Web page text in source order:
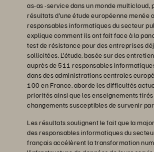
as-as -service dans un monde multicloud,
résultats d’une étude européenne menée
responsables informatiques du secteur
explique comment ils ont fait face à la
test de résistance pour des entreprises
sollicitées. L’étude, basée sur des
auprès de 511 responsables
dans des administrations centrales
100 en France, aborde les difficultés
priorités ainsi que les enseignements
changements susceptibles de survenir par
Les résultats soulignent le fait que la
des responsables informatiques du
français accélèrent la transformation